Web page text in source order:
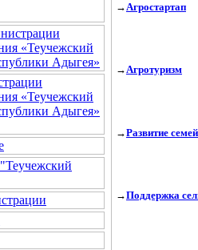
«Теучежский
Адыгея»
«Теучежский
Адыгея»
→Агростартап
→Агротуризм
→Развитие
→Поддержка